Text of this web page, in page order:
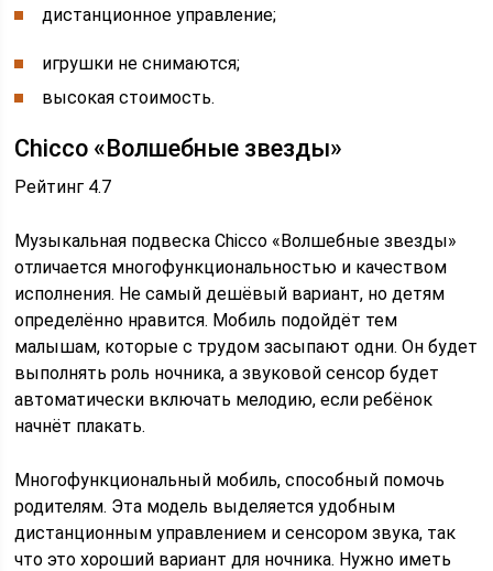
дистанционное управление;
игрушки не снимаются;
высокая стоимость.
Chicco «Волшебные звезды»
Рейтинг 4.7
Музыкальная подвеска Chicco «Волшебные звезды»
отличается многофункциональностью и качеством
исполнения. Не самый дешёвый вариант, но детям
определённо нравится. Мобиль подойдёт тем
малышам, которые с трудом засыпают одни. Он будет
выполнять роль ночника, а звуковой сенсор будет
автоматически включать мелодию, если ребёнок
начнёт плакать.
Многофункциональный мобиль, способный помочь
родителям. Эта модель выделяется удобным
дистанционным управлением и сенсором звука, так
что это хороший вариант для ночника. Нужно иметь